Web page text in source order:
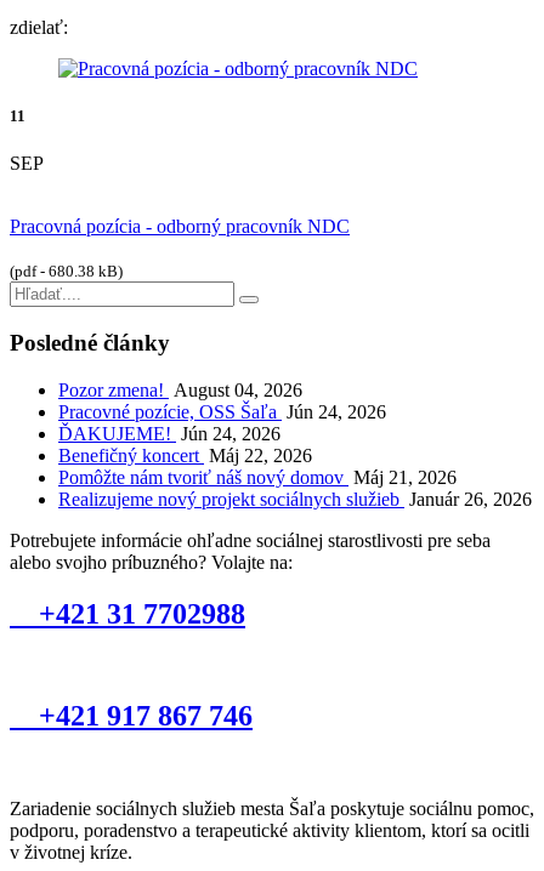
zdielať:
11
SEP
Pracovná pozícia - odborný pracovník NDC
(pdf - 680.38 kB)
Posledné články
Pozor zmena! August 04, 2026
Pracovné pozície, OSS Šaľa Jún 24, 2026
ĎAKUJEME! Jún 24, 2026
Benefičný koncert Máj 22, 2026
Pomôžte nám tvoriť náš nový domov Máj 21, 2026
Realizujeme nový projekt sociálnych služieb Január 26, 2026
Potrebujete informácie ohľadne sociálnej starostlivosti pre seba
alebo svojho príbuzného? Volajte na:
+421 31 7702988
+421 917 867 746
Zariadenie sociálnych služieb mesta Šaľa poskytuje sociálnu pomoc,
podporu, poradenstvo a terapeutické aktivity klientom, ktorí sa ocitli
v životnej kríze.